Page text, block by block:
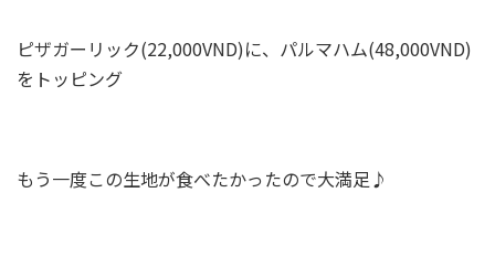
ピザガーリック(22,000VND)に、パルマハム(48,000VND)
をトッピング
もう一度この生地が食べたかったので大満足♪